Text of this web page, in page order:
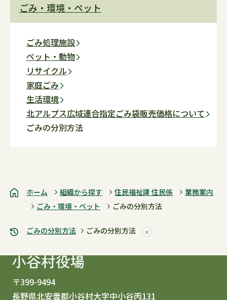
ごみ・環境・ペット
ごみ処理施設
ペット・動物
リサイクル
家庭ごみ
生活環境
北アルプス広域連合指定ごみ袋販売価格について
ごみの分別方法
ホーム 組織から探す 住民福祉課 住民係
業務案内
ごみ・環境・ペット
ごみの分別方法
ごみの分別方法 ごみの分別方法
〒399-9494
長野県北安曇郡小谷村大字中小谷丙131